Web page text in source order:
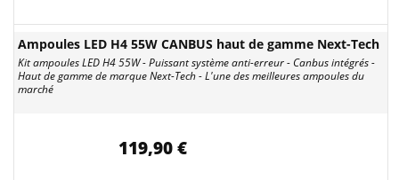
Ampoules LED H4 55W CANBUS haut de gamme Next-Tech
Kit ampoules LED H4 55W - Puissant système anti-erreur - Canbus intégrés -
Haut de gamme de marque Next-Tech - L'une des meilleures ampoules du
marché
119,90 €